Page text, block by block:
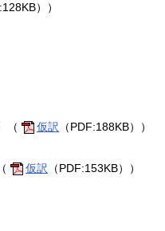
））
（ 仮訳 （PDF:188KB））
仮訳 （PDF:153KB））